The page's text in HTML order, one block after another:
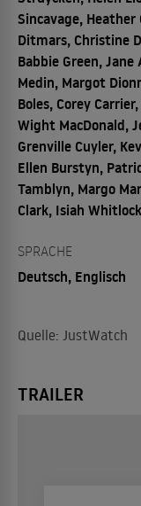
Sincavage,
Ditmars, Christine
Babbie Green,
Medin, Margot
Boles, Corey
Wight MacDonald,
Grenville Cuyler,
Ellen Burstyn,
Tamblyn, Margo
Clark, Isiah
SPRACHE
Deutsch, Englisch
Quelle: JustWatch
TRAILER